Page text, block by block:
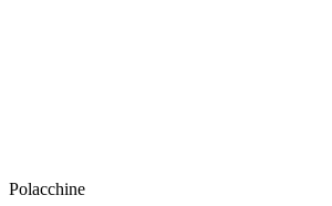
Polacchine